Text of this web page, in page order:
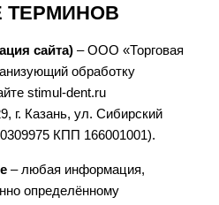
ТЕРМИНОВ
сайта) – ООО «Торговая
обработку
stimul-dent.ru
г. Казань, ул. Сибирский
КПП 166001001).
– любая информация,
определённому